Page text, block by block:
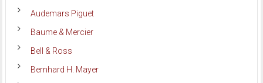
Audemars Piguet
Baume & Mercier
Bell & Ross
Bernhard H. Mayer